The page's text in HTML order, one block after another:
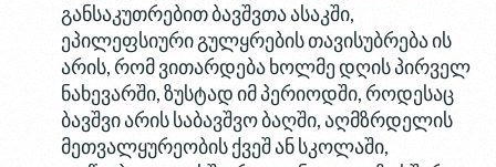
განსაკუთრებით ბავშვთა ასაკში,
ეპილეფსიური გულყრების თავისუბრება ის
არის, რომ ვითარდება ხოლმე დღის პირველ
ნახევარში, ზუსტად იმ პერიოდში, როდესაც
ბავშვი არის საბავშვო ბაღში, აღმზრდელის
მეთვალყურეობის ქვეშ ან სკოლაში,